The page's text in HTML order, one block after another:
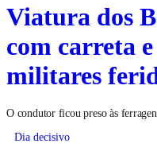
Viatura dos
com carreta
militares
O condutor ficou preso às
Dia decisivo